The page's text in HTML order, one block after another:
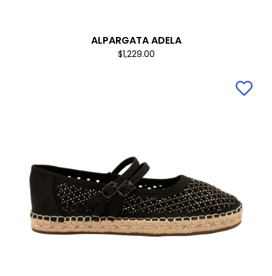
ALPARGATA ADELA
$1,229.00